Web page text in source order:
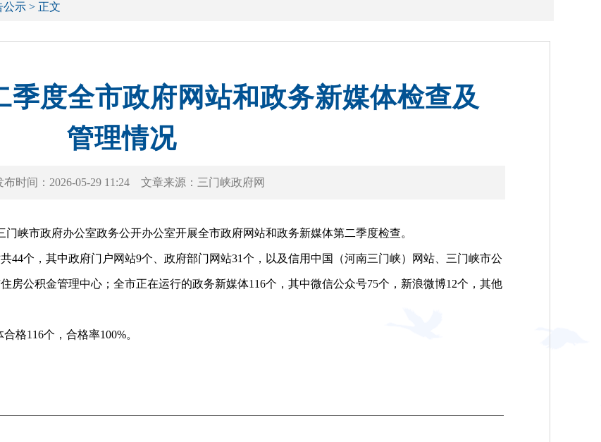
公示 > 正文
季度全市政府网站和政务新媒体检查及
管理情况
布时间： 2026-05-29 11:24 文章来源： 三门峡政府网
市政府办公室政务公开办公室开展全市政府网站和政务新媒体第二季度检查。
个，其中政府门户网站9个、政府部门网站31个，以及信用中国（河南三门峡）网站、三门峡市公
房公积金管理中心；全市正在运行的政务新媒体116个，其中微信公众号75个，新浪微博12个，其他
116个，合格率100%。